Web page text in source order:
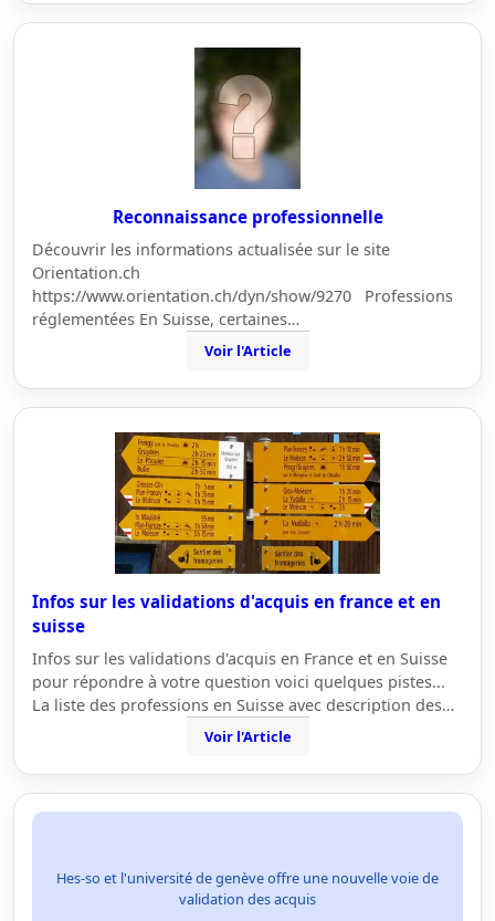
Reconnaissance professionnelle
Découvrir les informations actualisée sur le site
Orientation.ch
https://www.orientation.ch/dyn/show/9270 Professions
réglementées En Suisse, certaines…
Voir l'Article
Infos sur les validations d'acquis en france et en
suisse
Infos sur les validations d'acquis en France et en Suisse
pour répondre à votre question voici quelques pistes...
La liste des professions en Suisse avec description des…
Voir l'Article
Hes-so et l'université de genève offre une nouvelle voie de
validation des acquis